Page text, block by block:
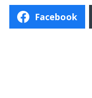
Facebook